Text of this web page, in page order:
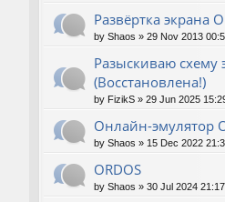
Развёртка экрана
by Shaos » 29 Nov 2013
Разыскиваю схему
(Восстановлена!)
by FizikS » 29 Jun 2025
Онлайн-эмулятор
by Shaos » 15 Dec 2022
ORDOS
by Shaos » 30 Jul 2024 21:17